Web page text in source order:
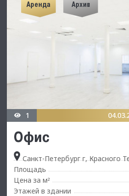
Аренда Архив
1
Офис
Санкт-Петербург г, Красного
Площадь
Цена за м²
Этажей в здании